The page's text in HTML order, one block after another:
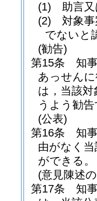
(1)
助言
(2)
対象
でないと
(勧告)
第15条
知
あっせん
は，当該
うよう勧
(公表)
第16条
知
由がなく
ができる。
(意見陳述
第17条
知